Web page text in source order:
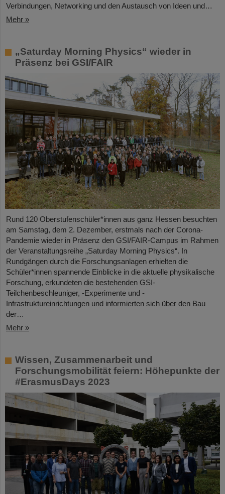
Verbindungen, Networking und den Austausch von Ideen und…
Mehr »
„Saturday Morning Physics“ wieder in
Präsenz bei GSI/FAIR
Rund 120 Oberstufenschüler*innen aus ganz Hessen besuchten
am Samstag, dem 2. Dezember, erstmals nach der Corona-
Pandemie wieder in Präsenz den GSI/FAIR-Campus im Rahmen
der Veranstaltungsreihe „Saturday Morning Physics“. In
Rundgängen durch die Forschungsanlagen erhielten die
Schüler*innen spannende Einblicke in die aktuelle physikalische
Forschung, erkundeten die bestehenden GSI-
Teilchenbeschleuniger, -Experimente und -
Infrastruktureinrichtungen und informierten sich über den Bau
der…
Mehr »
Wissen, Zusammenarbeit und
Forschungsmobilität feiern: Höhepunkte der
#ErasmusDays 2023